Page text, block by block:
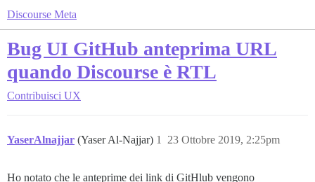
Discourse Meta
Bug UI GitHub anteprima URL
quando Discourse è RTL
Contribuisci UX
YaserAlnajjar (Yaser Al-Najjar) 23 Ottobre 2019, 2:25pm
1
Ho notato che le anteprime dei link di GitHlub vengono